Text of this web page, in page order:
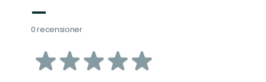
—
0 recensioner
av